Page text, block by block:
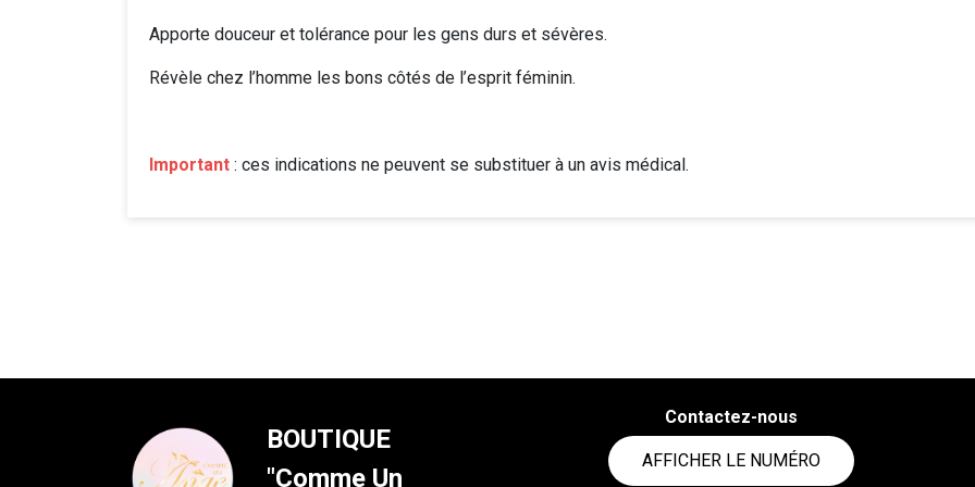
Apporte douceur et tolérance pour les gens durs et sévères.
Révèle chez l’homme les bons côtés de l’esprit féminin.
Important : ces indications ne peuvent se substituer à un avis médical.
BOUTIQUE
"Comme Un
Contactez-nous
AFFICHER LE NUMÉRO